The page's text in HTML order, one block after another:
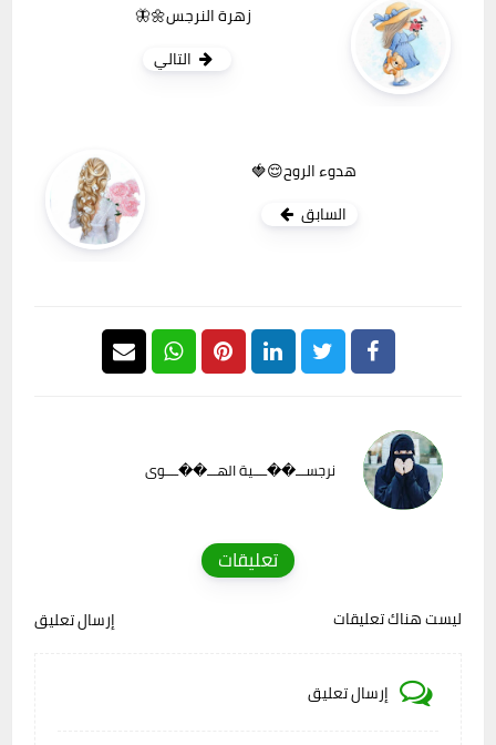
زهرة النرجس🌼🦋
التالي
هدوء الروح😌🍓
السابق
نرجســـ��ــــية الهـــ��ــــوى
تعليقات
ليست هناك تعليقات إرسال تعليق
إرسال تعليق